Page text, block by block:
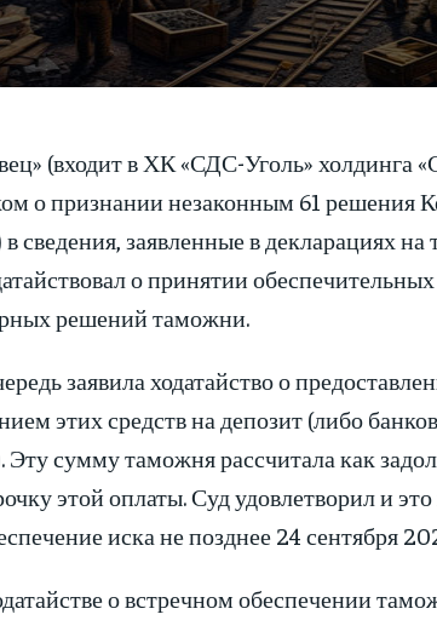
(входит в ХК «СДС-Уголь» холдинга
о признании незаконным 61 решения
сведения, заявленные в декларациях
о принятии
решений таможни.
заявила ходатайство о
этих средств на депозит (либо
Эту сумму таможня рассчитала как
этой оплаты. Суд удовлетворил и
иска не позднее 24 сентября
о встречном обеспечении